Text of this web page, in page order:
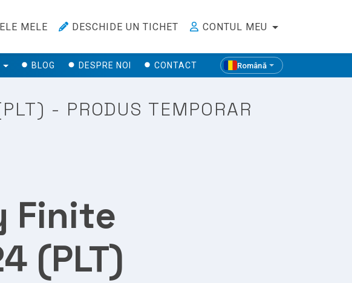
MELE DESCHIDE UN TICHET CONTUL MEU
BLOG DESPRE NOI CONTACT Română
- PRODUS TEMPORAR
Finite
(PLT)